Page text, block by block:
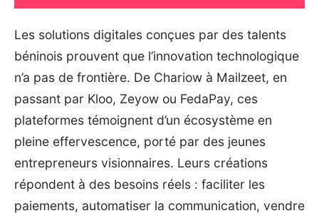
Les solutions digitales conçues par des talents
béninois prouvent que l’innovation technologique
n’a pas de frontière. De Chariow à Mailzeet, en
passant par Kloo, Zeyow ou FedaPay, ces
plateformes témoignent d’un écosystème en
pleine effervescence, porté par des jeunes
entrepreneurs visionnaires. Leurs créations
répondent à des besoins réels : faciliter les
paiements, automatiser la communication, vendre